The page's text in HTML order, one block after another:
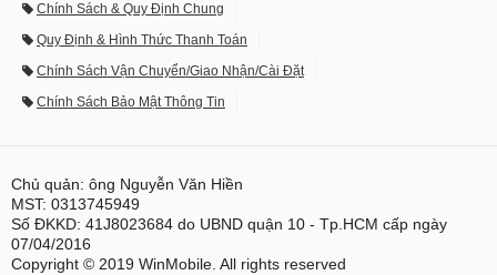
Chính Sách & Quy Định Chung
Quy Định & Hình Thức Thanh Toán
Chính Sách Vận Chuyển/Giao Nhận/Cài Đặt
Chính Sách Bảo Mật Thông Tin
Chủ quản: ông Nguyễn Văn Hiền
MST: 0313745949
Số ĐKKD: 41J8023684 do UBND quận 10 - Tp.HCM cấp ngày
07/04/2016
Copyright © 2019 WinMobile. All rights reserved